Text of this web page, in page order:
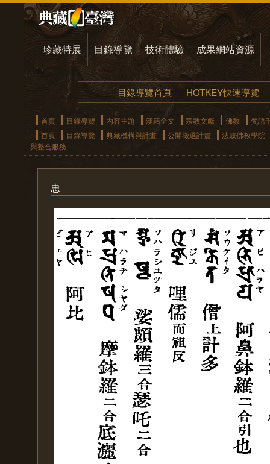
珍藏特展 目錄導覽 技術體驗 成果網站資源
目錄導覽首頁 HOTKEY快速導覽
首頁 目錄導覽 內容主題 漢籍全文 宗教文獻 佛教
梵語
首頁
目錄導覽 典藏機構與計畫 公開徵選計畫
法鼓佛教學院
與整合服務
忠